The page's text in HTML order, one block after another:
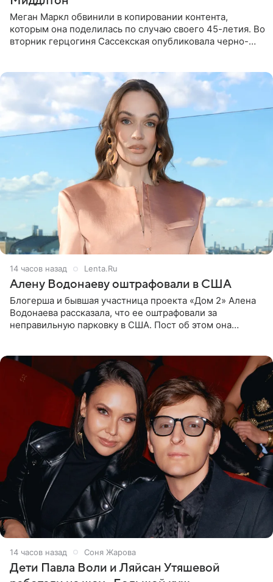
Меган Маркл обвинили в копировании контента,
которым она поделилась по случаю своего 45-летия. Во
вторник герцогиня Сассекская опубликовала черно-
14 часов назад Lenta.Ru
Алену Водонаеву оштрафовали в США
Блогерша и бывшая участница проекта «Дом 2» Алена
Водонаева рассказала, что ее оштрафовали за
неправильную парковку в США. Пост об этом она
14 часов назад Соня Жарова
Дети Павла Воли и Ляйсан Утяшевой